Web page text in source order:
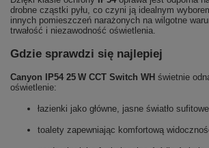
drobne cząstki pyłu, co czyni ją idealnym
innych pomieszczeń narażonych na wilgotne
trwałość i niezawodność oświetlenia.
Gdzie sprawdzi się najlepiej
Canyon IP54 25 W CCT Switch WH świetnie
oświetlenie:
łazienki jako główne, jasne światło
toalety zapewniając komfortową